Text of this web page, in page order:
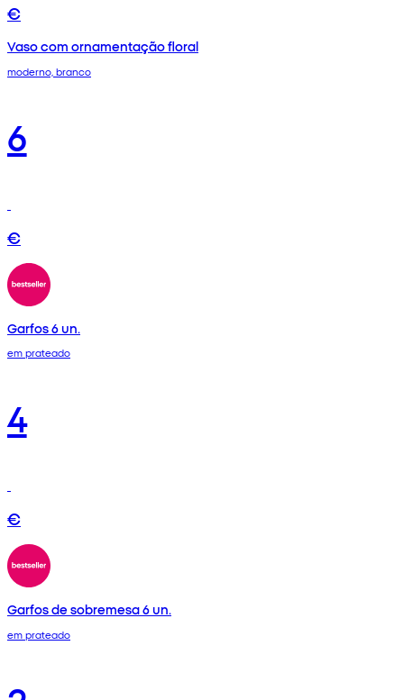
€
Vaso com ornamentação floral
moderno, branco
6
€
Garfos 6 un.
em prateado
4
€
Garfos de sobremesa 6 un.
em prateado